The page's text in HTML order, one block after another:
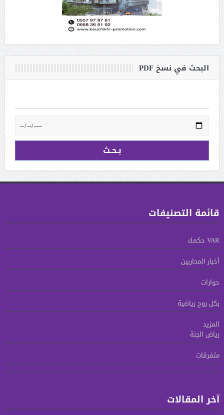
البحث في نسخ PDF
قائمة التصنيفات
VAR حكمك
أخبار المحاربين
حوارات
بكل روح رياضية
المزيد
رياض الجنة
متفرقات
آخر المقالات